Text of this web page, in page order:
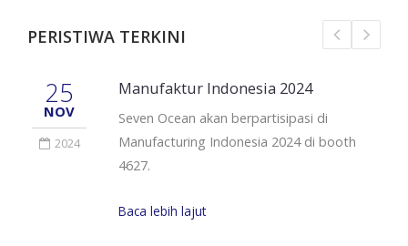
PERISTIWA TERKINI
25
NOV
2024
Manufaktur Indonesia 2024
Seven Ocean akan berpartisipasi di
Manufacturing Indonesia 2024 di booth
4627.
Baca lebih lajut